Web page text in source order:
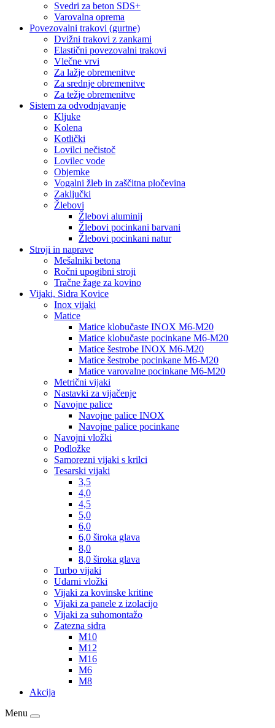
Svedri za beton SDS+
Varovalna oprema
Povezovalni trakovi (gurtne)
Dvižni trakovi z zankami
Elastični povezovalni trakovi
Vlečne vrvi
Za lažje obremenitve
Za srednje obremenitve
Za težje obremenitve
Sistem za odvodnjavanje
Kljuke
Kolena
Kotlički
Lovilci nečistoč
Lovilec vode
Objemke
Vogalni žleb in zaščitna pločevina
Zaključki
Žlebovi
Žlebovi aluminij
Žlebovi pocinkani barvani
Žlebovi pocinkani natur
Stroji in naprave
Mešalniki betona
Ročni upogibni stroji
Tračne žage za kovino
Vijaki, Sidra Kovice
Inox vijaki
Matice
Matice klobučaste INOX M6-M20
Matice klobučaste pocinkane M6-M20
Matice šestrobe INOX M6-M20
Matice šestrobe pocinkane M6-M20
Matice varovalne pocinkane M6-M20
Metrični vijaki
Nastavki za vijačenje
Navojne palice
Navojne palice INOX
Navojne palice pocinkane
Navojni vložki
Podložke
Samorezni vijaki s krilci
Tesarski vijaki
3,5
4,0
4,5
5,0
6,0
6,0 široka glava
8,0
8,0 široka glava
Turbo vijaki
Udarni vložki
Vijaki za kovinske kritine
Vijaki za panele z izolacijo
Vijaki za suhomontažo
Zatezna sidra
M10
M12
M16
M6
M8
Akcija
Menu